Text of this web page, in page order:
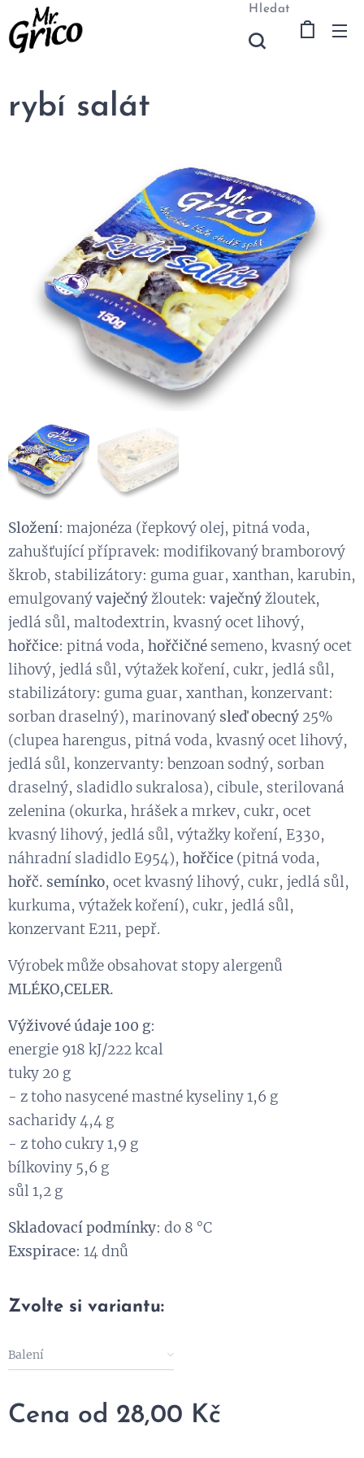
Hledat
rybí salát
Složení: majonéza (řepkový olej, pitná voda,
zahušťující přípravek: modifikovaný bramborový
škrob, stabilizátory: guma guar, xanthan, karubin,
emulgovanývaječnýžloutek: vaječnýžloutek,
jedlá sůl, maltodextrin, kvasný ocet lihový,
hořčice: pitná voda, hořčičné semeno, kvasný ocet
lihový, jedlá sůl, výtažek koření, cukr, jedlá sůl,
stabilizátory: guma guar, xanthan, konzervant:
sorban draselný), marinovaný sleď obecný 25%
(clupea harengus, pitná voda, kvasný ocet lihový,
jedlá sůl, konzervanty: benzoan sodný, sorban
draselný, sladidlo sukralosa), cibule, sterilovaná
zelenina (okurka, hrášek a mrkev, cukr, ocet
kvasný lihový, jedlá sůl, výtažky koření, E330,
náhradní sladidlo E954), hořčice (pitná voda,
hořč. semínko, ocet kvasný lihový, cukr, jedlá sůl,
kurkuma, výtažek koření), cukr, jedlá sůl,
konzervant E211, pepř.
Výrobek může obsahovat stopy alergenů
MLÉKO,CELER.
Výživové údaje 100 g:
energie 918 kJ/222 kcal
tuky 20 g
- z toho nasycené mastné kyseliny 1,6 g
sacharidy 4,4 g
- z toho cukry 1,9 g
bílkoviny 5,6 g
sůl 1,2 g
Skladovací podmínky: do 8 °C
Exspirace: 14 dnů
Zvolte si variantu:
Balení
Cena od 28,00 Kč